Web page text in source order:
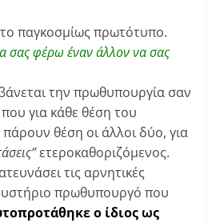
παγκοσμίως πρωτότυπο.
σας φέρω έναν άλλον να σας
την πρωθυπουργία σαν
που για κάθε θέση του
θέση οι άλλοι δύο, για
ετεροκαθοριζόμενος.
τις αρνητικές
πρωθυπουργό που
ο ίδιος ως